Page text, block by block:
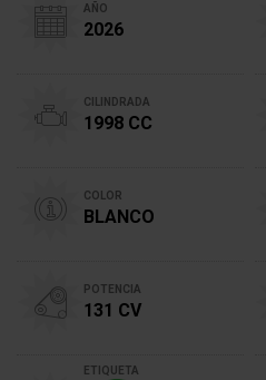
AÑO
2026
CILINDRADA
1998 CC
COLOR
BLANCO
POTENCIA
131 CV
ETIQUETA